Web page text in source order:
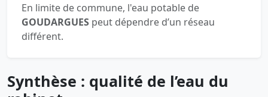
En limite de commune, l'eau potable de
GOUDARGUES peut dépendre d’un réseau
différent.
Synthèse : qualité de l’eau du